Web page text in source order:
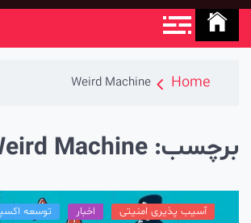
Home
Weird Machine
Weird Machine
آسیب پذیری امنیتی توسعه اکسپلویت